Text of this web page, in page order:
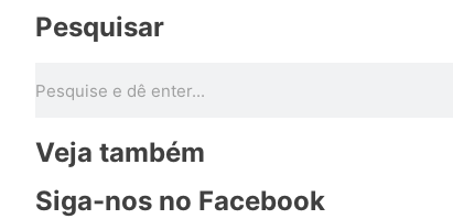
Pesquisar
Veja também
Siga-nos no Facebook